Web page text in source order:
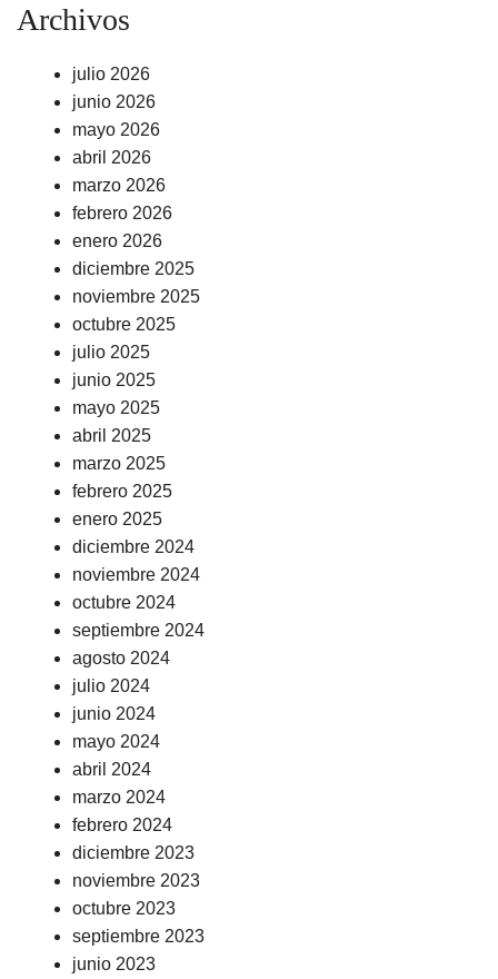
Archivos
julio 2026
junio 2026
mayo 2026
abril 2026
marzo 2026
febrero 2026
enero 2026
diciembre 2025
noviembre 2025
octubre 2025
julio 2025
junio 2025
mayo 2025
abril 2025
marzo 2025
febrero 2025
enero 2025
diciembre 2024
noviembre 2024
octubre 2024
septiembre 2024
agosto 2024
julio 2024
junio 2024
mayo 2024
abril 2024
marzo 2024
febrero 2024
diciembre 2023
noviembre 2023
octubre 2023
septiembre 2023
junio 2023